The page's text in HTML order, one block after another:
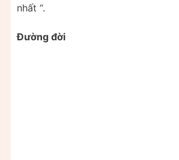
nhất “.
Đường đời